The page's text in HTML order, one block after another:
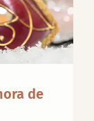
de